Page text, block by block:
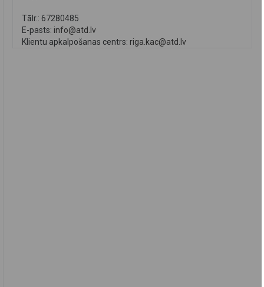
Tālr.: 67280485
E-pasts: info@atd.lv
Klientu apkalpošanas centrs: riga.kac@atd.lv